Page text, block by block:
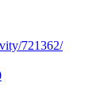
721362/